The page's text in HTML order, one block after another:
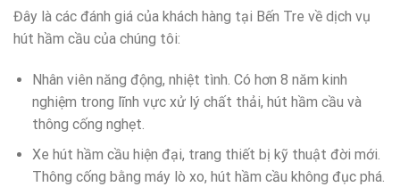
Đây là các đánh giá của khách hàng tại Bến Tre về dịch vụ
hút hầm cầu của chúng tôi:
Nhân viên năng động, nhiệt tình. Có hơn 8 năm kinh
nghiệm trong lĩnh vực xử lý chất thải, hút hầm cầu và
thông cống nghẹt.
Xe hút hầm cầu hiện đại, trang thiết bị kỹ thuật đời mới.
Thông cống bằng máy lò xo, hút hầm cầu không đục phá.